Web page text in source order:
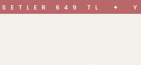
649 TL ✦